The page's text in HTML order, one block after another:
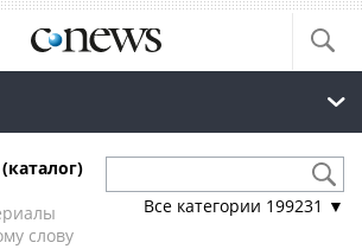
слову
Все категории 199231 ▼